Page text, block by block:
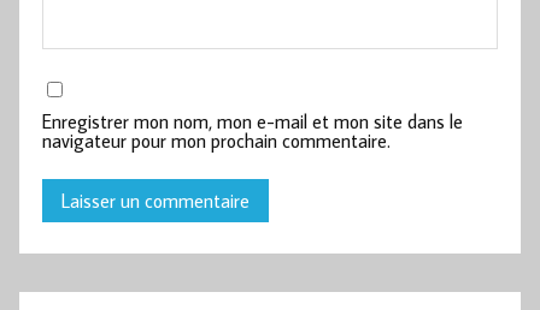
Enregistrer mon nom, mon e-mail et mon site dans le
navigateur pour mon prochain commentaire.